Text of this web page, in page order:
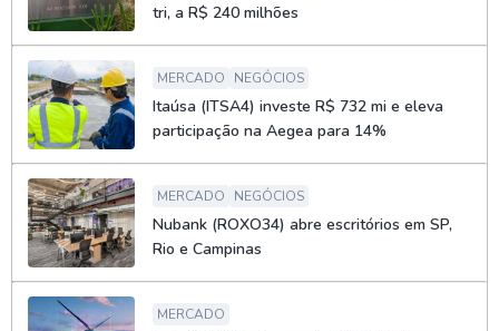
tri, a R$ 240 milhões
MERCADO NEGÓCIOS
Itaúsa (ITSA4) investe R$ 732 mi e eleva
participação na Aegea para 14%
MERCADO NEGÓCIOS
Nubank (ROXO34) abre escritórios em SP,
Rio e Campinas
MERCADO